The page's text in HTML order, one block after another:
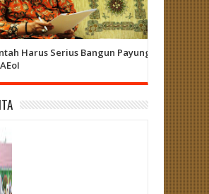
Harus Serius Bangun Payung
Herizal
Curup -